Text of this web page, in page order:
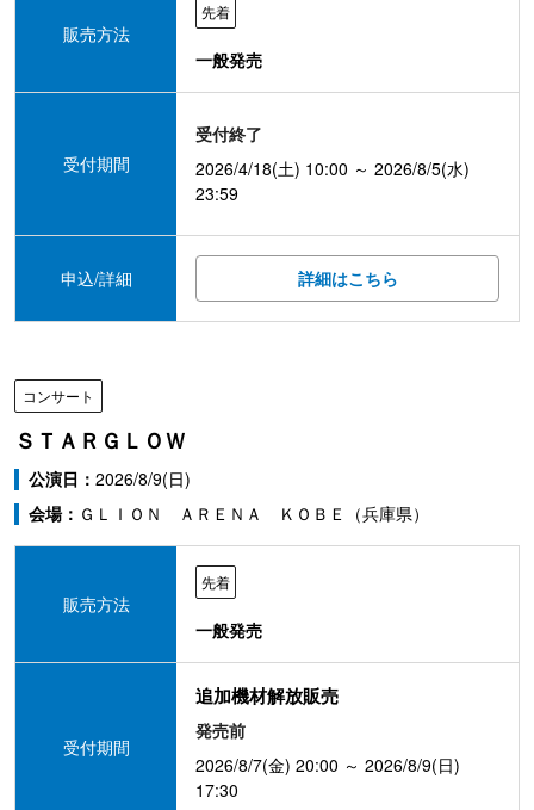
販売方法
先着
一般発売
受付期間
受付終了
2026/4/18(土) 10:00 ～ 2026/8/5(水)
23:59
申込/詳細 詳細はこちら
コンサート
ＳＴＡＲＧＬＯＷ
公演日： 2026/8/9(日)
会場： ＧＬＩＯＮ ＡＲＥＮＡ ＫＯＢＥ（兵庫県）
販売方法
先着
一般発売
受付期間
追加機材解放販売
発売前
2026/8/7(金) 20:00 ～ 2026/8/9(日)
17:30